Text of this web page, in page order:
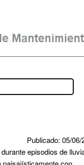
Publicado: 05/06/
durante episodios de